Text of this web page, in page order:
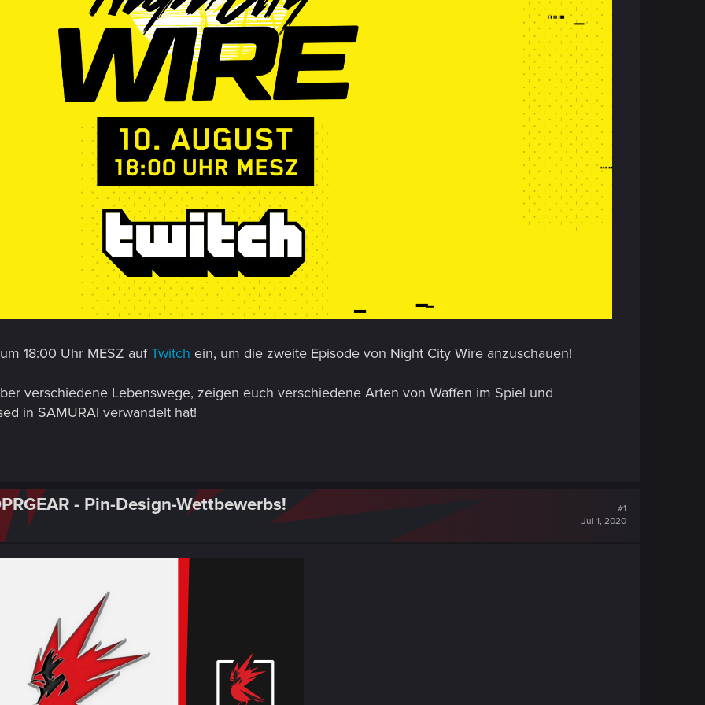
18:00 Uhr MESZ aufTwitch ein, um die zweite Episode von Night City Wire anzuschauen!
verschiedene Lebenswege, zeigen euch verschiedene Arten von Waffen im Spiel und
in SAMURAI verwandelt hat!
- Pin-Design-Wettbewerbs!
#1
Jul 1, 2020